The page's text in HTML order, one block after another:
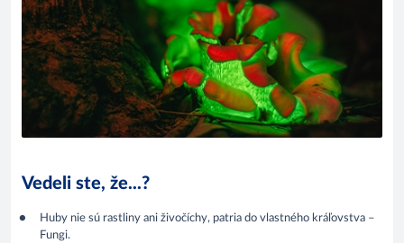
Vedeli ste, že...?
Huby nie sú rastliny ani živočíchy, patria do vlastného kráľovstva –
Fungi.